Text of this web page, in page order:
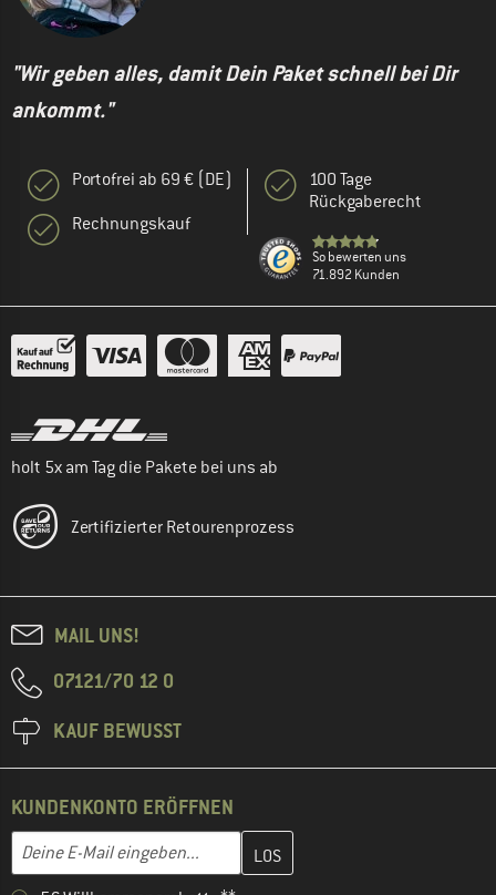
"Wir geben alles, damit Dein Paket schnell bei Dir
ankommt."
Portofrei ab 69 € (DE)
Rechnungskauf
100 Tage
Rückgaberecht
So bewerten uns
71.892 Kunden
holt 5x am Tag die Pakete bei uns ab
Zertifizierter Retourenprozess
MAIL UNS!
07121/70 12 0
KAUF BEWUSST
KUNDENKONTO ERÖFFNEN
E-Mail-Adresse
Gib hier deine E-Mail-Adresse ein und erstelle im nächsten